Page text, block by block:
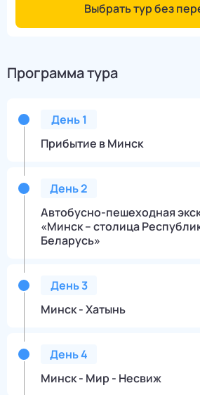
Выбрать тур без
Программа тура
День1
Прибытие в Минск
День2
Автобусно-пешеходная
«Минск – столица
Беларусь»
День3
Минск - Хатынь
День4
Минск - Мир - Несвиж